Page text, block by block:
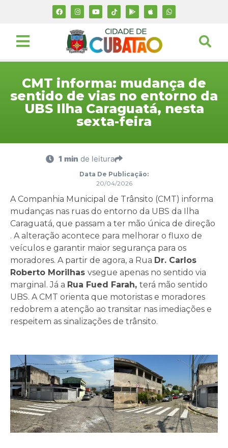
CMT informa: mudança de
sentido de vias no entorno da
UBS Ilha Caraguatá, nesta
sexta-feira
1 min de leitura
Data De Publicação:
20/04/2026
A Companhia Municipal de Trânsito (CMT) informa
mudanças nas ruas do entorno da UBS da Ilha
Caraguatá, que passam a ter mão única de direção
. A alteração acontece para melhorar o fluxo de
veículos e garantir maior segurança para os
moradores. A partir de agora, a Rua Dr. Carlos
Roberto Morilhas vsegue apenas no sentido via
marginal. Já a Rua Fued Farah, terá mão sentido
UBS. A CMT orienta que motoristas e moradores
redobrem a atenção ao transitar nas imediações e
respeitem as sinalizações de trânsito.